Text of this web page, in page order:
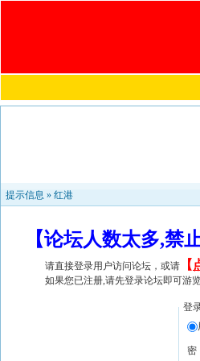
提示信息 » 红港
【论坛人数太多,
请直接登录用户访问论坛，或请 【
如果您已注册,请先登录论坛即可游
登
密